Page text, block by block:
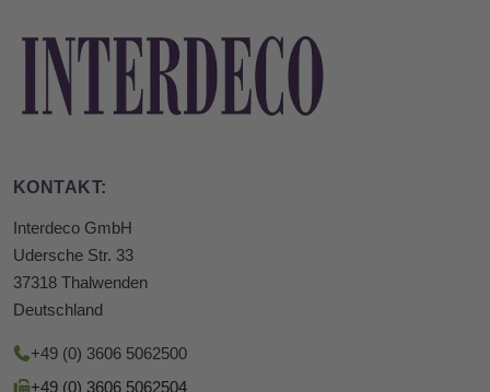
KONTAKT:
Interdeco GmbH
Udersche Str. 33
37318 Thalwenden
Deutschland
+49 (0) 3606 5062500
+49 (0) 3606 5062504